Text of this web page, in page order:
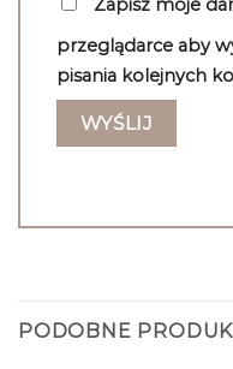
Zapisz moje
przeglądarce aby
pisania kolejnych
PODOBNE